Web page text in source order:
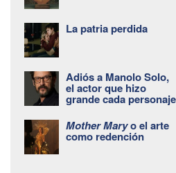
La patria perdida
Adiós a Manolo Solo,
el actor que hizo
grande cada personaje
Mother Maryo el arte
como redención